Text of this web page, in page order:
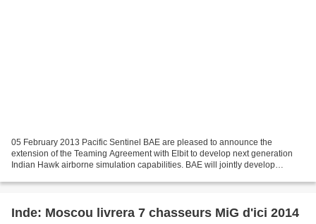
05 February 2013 Pacific Sentinel BAE are pleased to announce the
extension of the Teaming Agreement with Elbit to develop next generation
Indian Hawk airborne simulation capabilities. BAE will jointly develop
Inde: Moscou livrera 7 chasseurs MiG d'ici 2014